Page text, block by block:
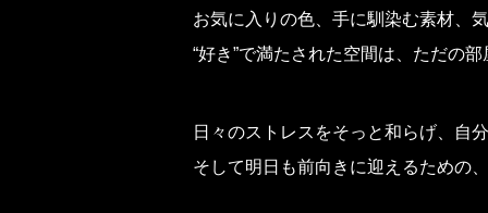
お気に入りの色、手に馴染む素材、
“好き”で満たされた空間は、ただの
日々のストレスをそっと和らげ、自
そして明日も前向きに迎えるための